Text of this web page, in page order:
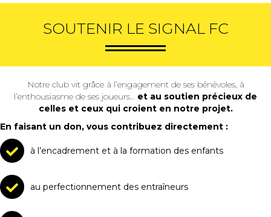
SOUTENIR LE SIGNAL FC
Notre club vit grâce à l’engagement de ses bénévoles, à
l’enthousiasme de ses joueurs… et au soutien précieux de
celles et ceux qui croient en notre projet.
En faisant un don, vous contribuez directement :
à l’encadrement et à la formation des enfants
au perfectionnement des entraîneurs